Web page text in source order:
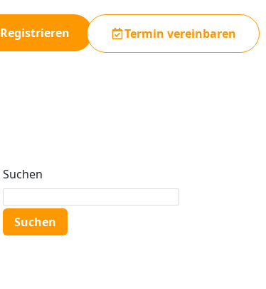
Registrieren Termin vereinbaren
Suchen
Suchen